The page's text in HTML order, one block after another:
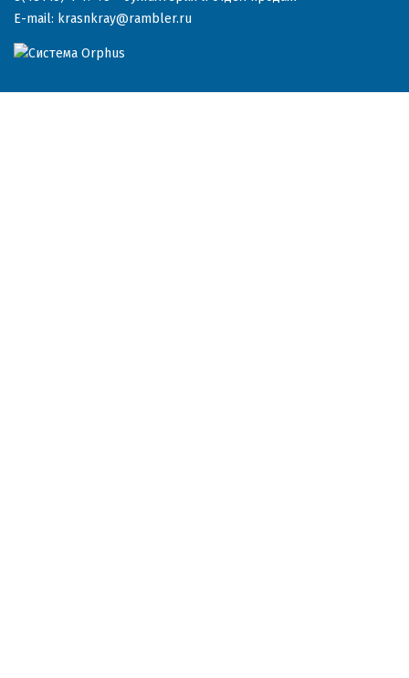
E-mail: krasnkray@rambler.ru